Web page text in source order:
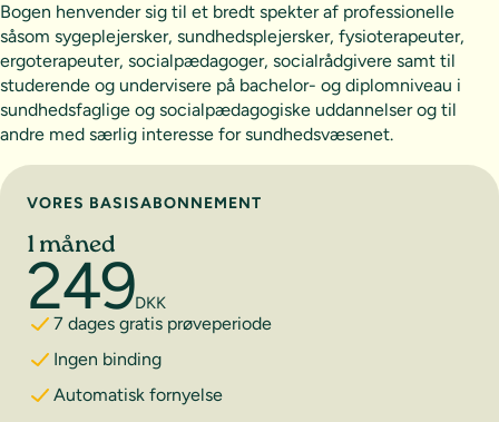
Bogen henvender sig til et bredt spekter af professionelle
såsom sygeplejersker, sundhedsplejersker, fysioterapeuter,
ergoterapeuter, socialpædagoger, socialrådgivere samt til
studerende og undervisere på bachelor- og diplomniveau i
sundhedsfaglige og socialpædagogiske uddannelser og til
andre med særlig interesse for sundhedsvæsenet.
Vælg abonnement
VORES BASISABONNEMENT
1 måned
249DKK
7 dages gratis prøveperiode
Ingen binding
Automatisk fornyelse